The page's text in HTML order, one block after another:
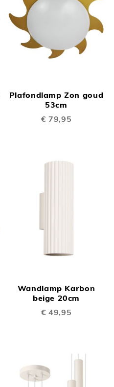
Plafondlamp Zon goud
53cm
€ 79,95
Wandlamp Karbon
beige 20cm
€ 49,95